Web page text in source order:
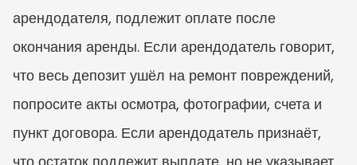
арендодателя, подлежит оплате после
окончания аренды. Если арендодатель говорит,
что весь депозит ушёл на ремонт повреждений,
попросите акты осмотра, фотографии, счета и
пункт договора. Если арендодатель признаёт,